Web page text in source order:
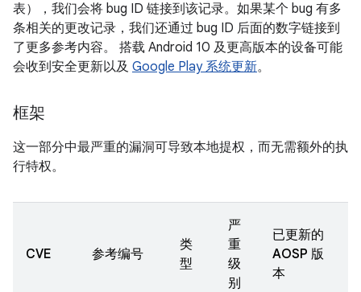
表），我们会将 bug ID 链接到该记录。如果某个 bug 有多
条相关的更改记录，我们还通过 bug ID 后面的数字链接到
了更多参考内容。 搭载 Android 10 及更高版本的设备可能
会收到安全更新以及 Google Play 系统更新。
框架
这一部分中最严重的漏洞可导致本地提权，而无需额外的执
行特权。
CVE 参考编号
类
型
严
重
级
别
已更新的
AOSP 版
本